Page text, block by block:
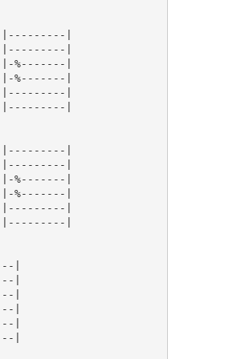
|
|
%-------|
%-------|
|
|
|
|
%-------|
%-------|
|
|
|
|
|
|
|
|